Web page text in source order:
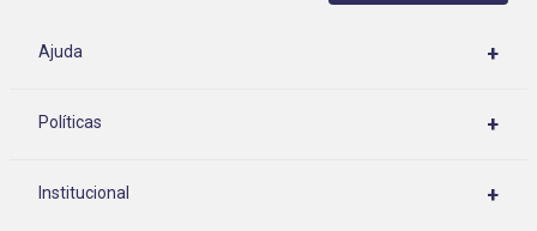
Ajuda +
Rastrear meu pedido
Políticas +
Políticas de Entrega
Institucional +